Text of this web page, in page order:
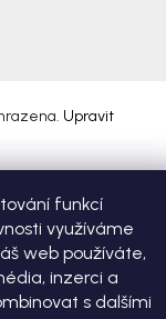
funkcí
využíváme
web používáte,
inzerci a
s dalšími
Upravit